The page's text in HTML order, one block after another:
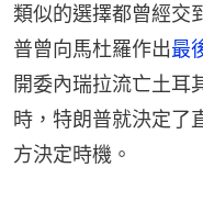
類似的選擇都曾經交
普曾向馬杜羅作出最
開委內瑞拉流亡土耳
時，特朗普就決定了
方決定時機。